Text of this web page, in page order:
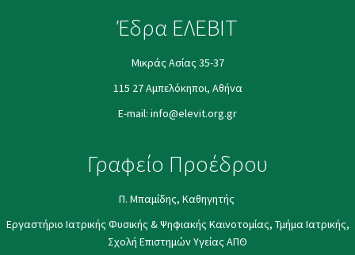
Έδρα ΕΛΕΒΙΤ
Μικράς Ασίας 35-37
115 27 Αμπελόκηποι, Αθήνα
E-mail: info@elevit.org.gr
Γραφείο Προέδρου
Π. Μπαμίδης, Καθηγητής
Εργαστήριο Ιατρικής Φυσικής & Ψηφιακής Καινοτομίας, Τμήμα Ιατρικής,
Σχολή Επιστημών Υγείας ΑΠΘ